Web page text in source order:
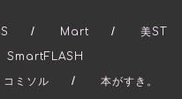
/ Mart / 美ST
SmartFLASH
コミソル / 本がすき。